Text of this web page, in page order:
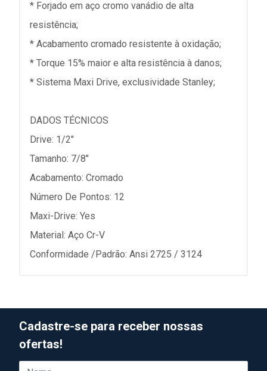
* Forjado em aço cromo vanádio de alta
resistência;
* Acabamento cromado resistente à oxidação;
* Torque 15% maior e alta resistência à danos;
* Sistema Maxi Drive, exclusividade Stanley;
DADOS TÉCNICOS
Drive: 1/2"
Tamanho: 7/8"
Acabamento: Cromado
Número De Pontos: 12
Maxi-Drive: Yes
Material: Aço Cr-V
Conformidade /Padrão: Ansi 2725 / 3124
Cadastre-se para receber nossas
ofertas!